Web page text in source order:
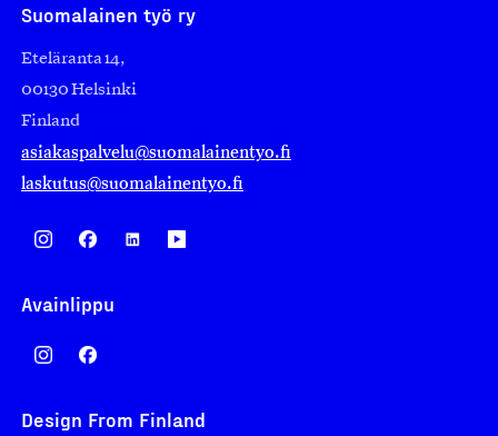
Suomalainen työ ry
Eteläranta 14,
00130 Helsinki
Finland
asiakaspalvelu@suomalainentyo.fi
laskutus@suomalainentyo.fi
Avainlippu
Design From Finland